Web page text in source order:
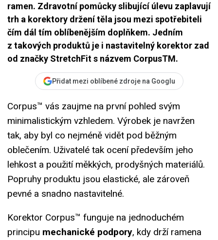
ramen. Zdravotní pomůcky slibující úlevu zaplavují
trh a korektory držení těla jsou mezi spotřebiteli
čím dál tím oblíbenějším doplňkem. Jedním
z takových produktů je i nastavitelný korektor zad
od značky StretchFit s názvem CorpusTM.
Přidat mezi oblíbené zdroje na Googlu
Corpus™ vás zaujme na první pohled svým
minimalistickým vzhledem. Výrobek je navržen
tak, aby byl co nejméně vidět pod běžným
oblečením. Uživatelé tak ocení především jeho
lehkost a použití měkkých, prodyšných materiálů.
Popruhy produktu jsou elastické, ale zároveň
pevné a snadno nastavitelné.
Korektor Corpus™ funguje na jednoduchém
principu mechanické podpory, kdy drží ramena